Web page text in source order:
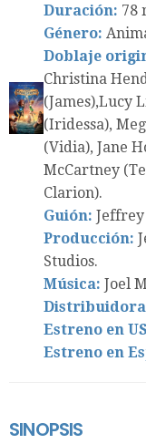
Duración: 78
Género:
Doblaje
Christina
(James),Lucy
(Iridessa),
(Vidia), Jane
McCartney
Clarion).
Guión:
Producción:
Studios.
Música: Joel
Estreno en
Estreno en
SINOPSIS